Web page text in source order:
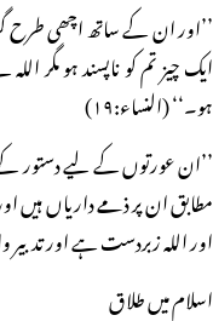
’’اور ان کے ساتھ اچھی طرح
ایک چیز تم کو ناپسند ہو مگر
ہو۔‘‘ (النساء:۱۹)
’’ان عورتوں کے لیے
مطابق ان پر ذمے داریاں ہیں
اور اللہ زبردست ہے اور تدبیر
اسلام میں طلاق